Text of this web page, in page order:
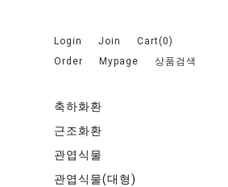
Login Join Cart(0)
Order
Mypage 상품검색
축하화환
근조화환
관엽식물
관엽식물(대형)